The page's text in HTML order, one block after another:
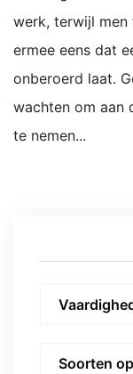
werk, terwijl
ermee eens dat
onberoerd laat.
wachten om aan
te nemen...
Soorten